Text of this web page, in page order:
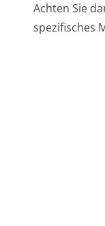
Achten Sie
spezifisches